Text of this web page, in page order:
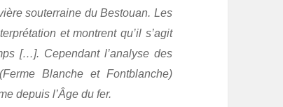
souterraine du Bestouan. Les
et montrent qu’il s’agit
[…]. Cependant l’analyse des
Blanche et Fontblanche)
depuis l’Âge du fer.